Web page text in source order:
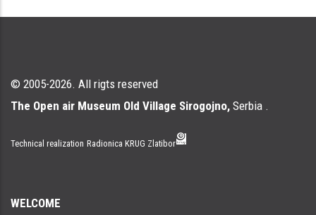
© 2005-2026. All rigts reserved
The Open air Museum Old Village Sirogojno, Serbia .
Technical realization Radionica KRUG Zlatibor
WELCOME